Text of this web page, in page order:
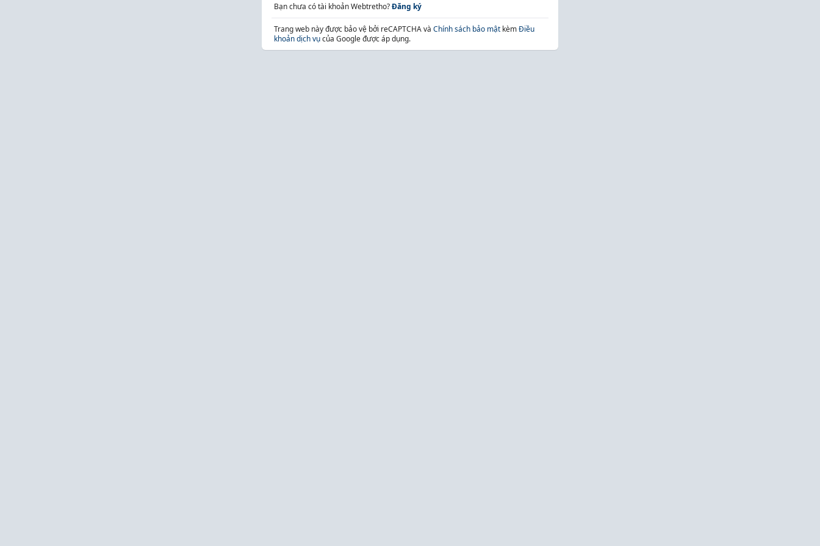
Bạn chưa có tài khoản Webtretho?Đăng ký
Trang web này được bảo vệ bởi reCAPTCHA và Chính sách bảo mật kèmĐiều
khoản dịch vụcủa Google được áp dụng.